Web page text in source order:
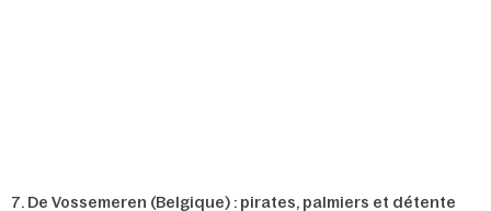
7. De Vossemeren (Belgique) : pirates, palmiers et détente